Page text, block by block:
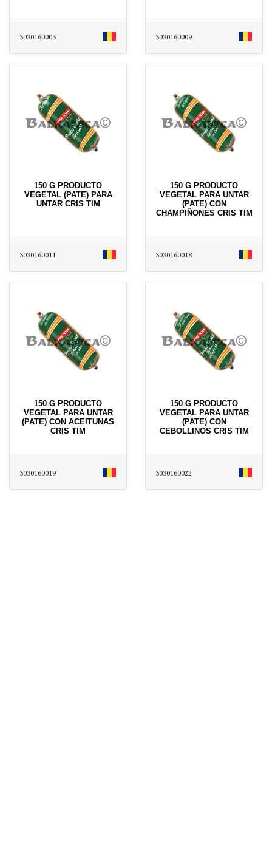
3030160003 3030160009
150 G PRODUCTO
VEGETAL (PATE) PARA
UNTAR CRIS TIM
3030160011
150 G PRODUCTO
VEGETAL PARA UNTAR
(PATE) CON
CHAMPIÑONES CRIS TIM
3030160018
150 G PRODUCTO
VEGETAL PARA UNTAR
(PATE) CON ACEITUNAS
CRIS TIM
3030160019
150 G PRODUCTO
VEGETAL PARA UNTAR
(PATE) CON
CEBOLLINOS CRIS TIM
3030160022